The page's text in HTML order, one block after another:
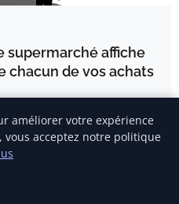
supermarché affiche
chacun de vos achats
le secteur de la grande
améliorer votre expérience
acceptez notre politique